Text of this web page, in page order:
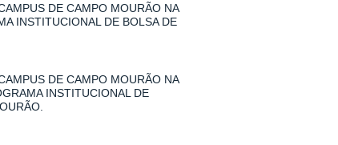
DE CAMPO MOURÃO NA
INSTITUCIONAL DE BOLSA DE
DE CAMPO MOURÃO NA
INSTITUCIONAL DE